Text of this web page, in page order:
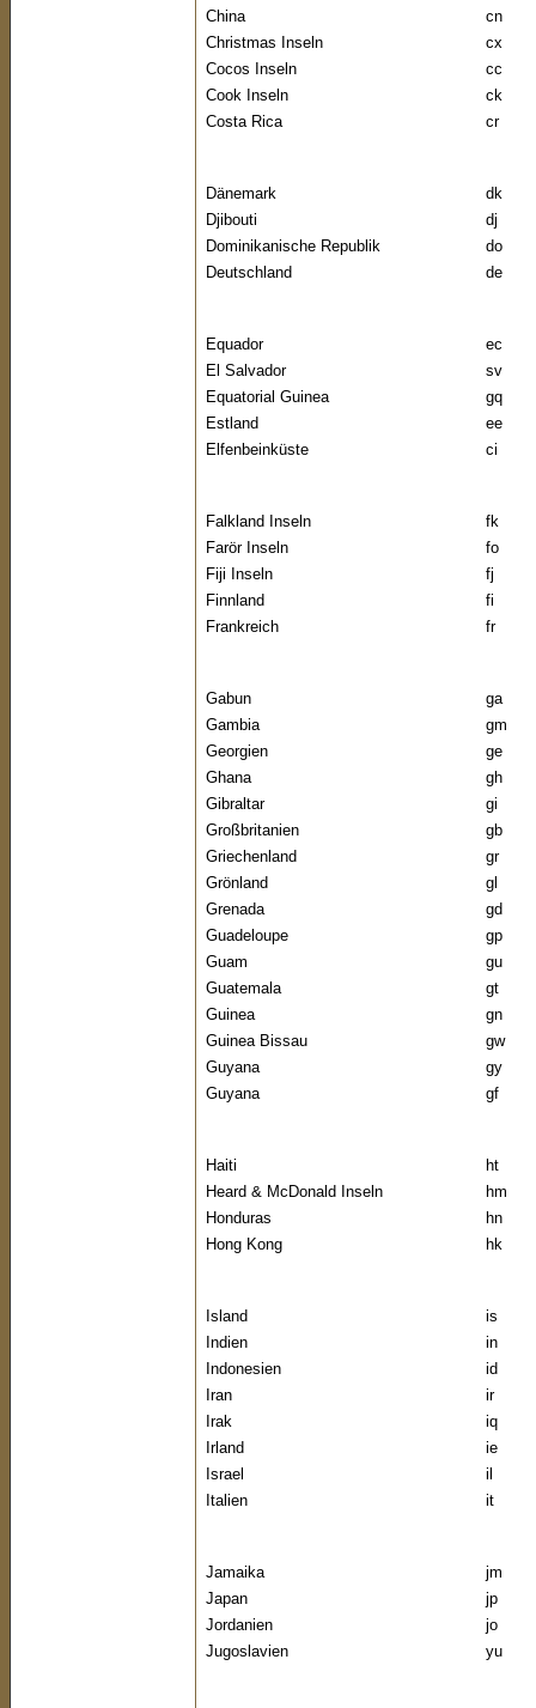
China
cn
Christmas Inseln
cx
Cocos Inseln
cc
Cook Inseln
ck
Costa Rica
cr
Dänemark
dk
Djibouti
dj
Dominikanische Republik
do
Deutschland
de
Equador
ec
El Salvador
sv
Equatorial Guinea
gq
Estland
ee
Elfenbeinküste
ci
Falkland Inseln
fk
Farör Inseln
fo
Fiji Inseln
fj
Finnland
fi
Frankreich
fr
Gabun
ga
Gambia
gm
Georgien
ge
Ghana
gh
Gibraltar
gi
Großbritanien
gb
Griechenland
gr
Grönland
gl
Grenada
gd
Guadeloupe
gp
Guam
gu
Guatemala
gt
Guinea
gn
Guinea Bissau
gw
Guyana
gy
Guyana
gf
Haiti
ht
Heard & McDonald Inseln
hm
Honduras
hn
Hong Kong
hk
Island
is
Indien
in
Indonesien
id
Iran
ir
Irak
iq
Irland
ie
Israel
il
Italien
it
Jamaika
jm
Japan
jp
Jordanien
jo
Jugoslavien
yu